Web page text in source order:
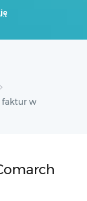
faktur w